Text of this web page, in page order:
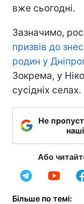
вже сьогодні.
Зазначимо,
призвів до
родин у
Зокрема, у
сусідніх селах.
Не
Або
Більше по темі: